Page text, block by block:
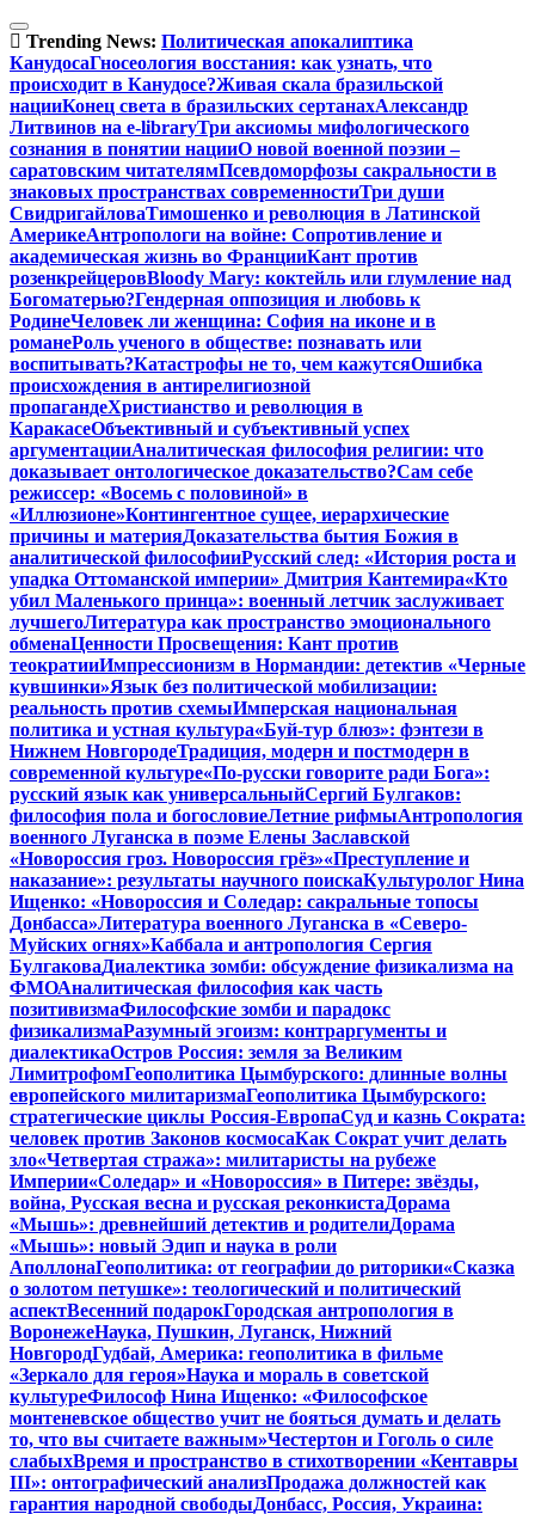
Перейти
к
содержимому
Trending News: Политическая апокалиптика
КанудосаГносеология восстания: как узнать, что
происходит в Канудосе?Живая скала бразильской
нацииКонец света в бразильских сертанахАлександр
Литвинов на e-libraryТри аксиомы мифологического
сознания в понятии нацииО новой военной поэзии –
саратовским читателямПсевдоморфозы сакральности в
знаковых пространствах современностиТри души
СвидригайловаТимошенко и революция в Латинской
АмерикеАнтропологи на войне: Сопротивление и
академическая жизнь во ФранцииКант против
розенкрейцеровBloody Mary: коктейль или глумление над
Богоматерью?Гендерная оппозиция и любовь к
РодинеЧеловек ли женщина: София на иконе и в
романеРоль ученого в обществе: познавать или
воспитывать?Катастрофы не то, чем кажутсяОшибка
происхождения в антирелигиозной
пропагандеХристианство и революция в
КаракасеОбъективный и субъективный успех
аргументацииАналитическая философия религии: что
доказывает онтологическое доказательство?Сам себе
режиссер: «Восемь с половиной» в
«Иллюзионе»Контингентное сущее, иерархические
причины и материяДоказательства бытия Божия в
аналитической философииРусский след: «История роста и
упадка Оттоманской империи» Дмитрия Кантемира«Кто
убил Маленького принца»: военный летчик заслуживает
лучшегоЛитература как пространство эмоционального
обменаЦенности Просвещения: Кант против
теократииИмпрессионизм в Нормандии: детектив «Черные
кувшинки»Язык без политической мобилизации:
реальность против схемыИмперская национальная
политика и устная культура«Буй-тур блюз»: фэнтези в
Нижнем НовгородеТрадиция, модерн и постмодерн в
современной культуре«По-русски говорите ради Бога»:
русский язык как универсальныйСергий Булгаков:
философия пола и богословиеЛетние рифмыАнтропология
военного Луганска в поэме Елены Заславской
«Новороссия гроз. Новороссия грёз»«Преступление и
наказание»: результаты научного поискаКультуролог Нина
Ищенко: «Новороссия и Соледар: сакральные топосы
Донбасса»Литература военного Луганска в «Северо-
Муйских огнях»Каббала и антропология Сергия
БулгаковаДиалектика зомби: обсуждение физикализма на
ФМОАналитическая философия как часть
позитивизмаФилософские зомби и парадокс
физикализмаРазумный эгоизм: контраргументы и
диалектикаОстров Россия: земля за Великим
ЛимитрофомГеополитика Цымбурского: длинные волны
европейского милитаризмаГеополитика Цымбурского:
стратегические циклы Россия-ЕвропаСуд и казнь Сократа:
человек против Законов космосаКак Сократ учит делать
зло«Четвертая стража»: милитаристы на рубеже
Империи«Соледар» и «Новороссия» в Питере: звёзды,
война, Русская весна и русская реконкистаДорама
«Мышь»: древнейший детектив и родителиДорама
«Мышь»: новый Эдип и наука в роли
АполлонаГеополитика: от географии до риторики«Сказка
о золотом петушке»: теологический и политический
аспектВесенний подарокГородская антропология в
ВоронежеНаука, Пушкин, Луганск, Нижний
НовгородГудбай, Америка: геополитика в фильме
«Зеркало для героя»Наука и мораль в советской
культуреФилософ Нина Ищенко: «Философское
монтеневское общество учит не бояться думать и делать
то, что вы считаете важным»Честертон и Гоголь о силе
слабыхВремя и пространство в стихотворении «Кентавры
III»: онтографический анализПродажа должностей как
гарантия народной свободыДонбасс, Россия, Украина: